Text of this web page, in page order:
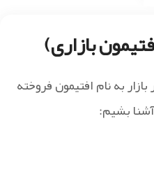
بازاری)
به نام افتیمون فروخته
بشیم: